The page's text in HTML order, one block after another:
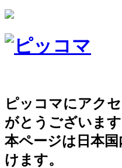
ピッコマにアク
がとうございます
本ページは日本
けます。